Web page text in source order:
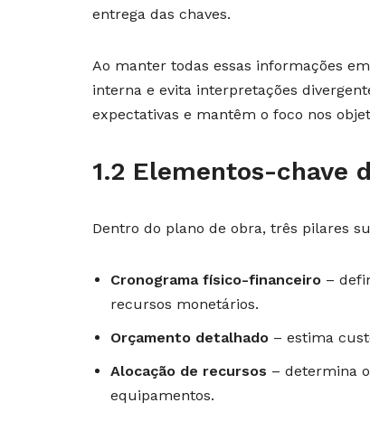
entrega das chaves.
Ao manter todas essas informações
interna e evita interpretações
expectativas e mantêm o foco nos
1.2 Elementos-chave
Dentro do plano de obra, três pilares
Cronograma físico-financeiro –
recursos monetários.
Orçamento detalhado – estima
Alocação de recursos – determina
equipamentos.